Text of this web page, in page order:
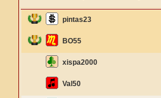
pintas23
BO55
xispa2000
Val50